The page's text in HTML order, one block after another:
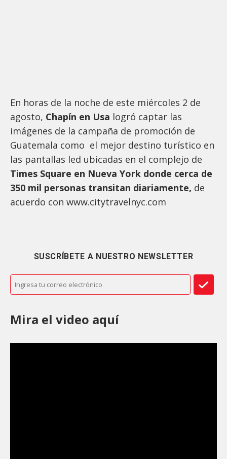
En horas de la noche de este miércoles 2 de
agosto, Chapín en Usa logró captar las
imágenes de la campaña de promoción de
Guatemala como el mejor destino turístico en
las pantallas led ubicadas en el complejo de
Times Square en Nueva York donde cerca de
350 mil personas transitan diariamente, de
acuerdo con www.citytravelnyc.com
SUSCRÍBETE A NUESTRO NEWSLETTER
Mira el video aquí